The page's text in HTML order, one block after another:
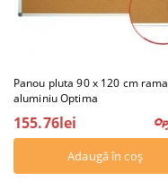
Panou pluta 90 x 120 cm rama
aluminiu Optima
155.76lei